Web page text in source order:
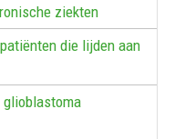
ziekten
die lijden aan